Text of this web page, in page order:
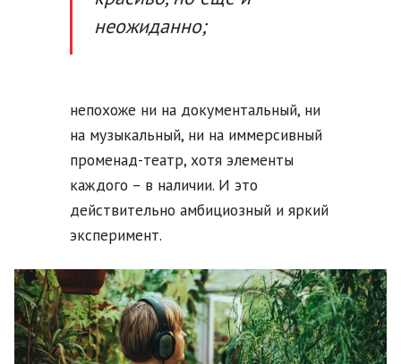
неожиданно;
непохоже ни на документальный, ни
на музыкальный, ни на иммерсивный
променад-театр, хотя элементы
каждого – в наличии. И это
действительно амбициозный и яркий
эксперимент.